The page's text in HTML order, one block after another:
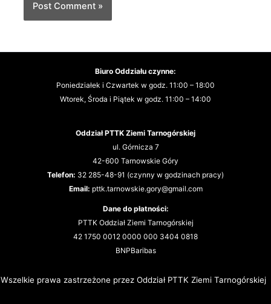
Biuro Oddziału czynne:
Poniedziałek i Czwartek w godz. 11:00 – 18:00
Wtorek, Środa i Piątek w godz. 11:00 – 14:00
Oddział PTTK Ziemi Tarnogórskiej
ul. Górnicza 7
42-600 Tarnowskie Góry
Telefon: 32 285-48-91 (czynny w godzinach pracy)
Email: pttk.tarnowskie.gory@gmail.com
Dane do płatności:
PTTK Oddział Ziemi Tarnogórskiej
42 1750 0012 0000 000 3404 0818
BNPBaribas
Wszelkie prawa zastrzeżone przez Oddział PTTK Ziemi Tarnogórskiej